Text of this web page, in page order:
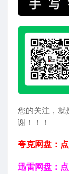
您的关注，就
谢！！！
夸克网盘：
迅雷网盘：